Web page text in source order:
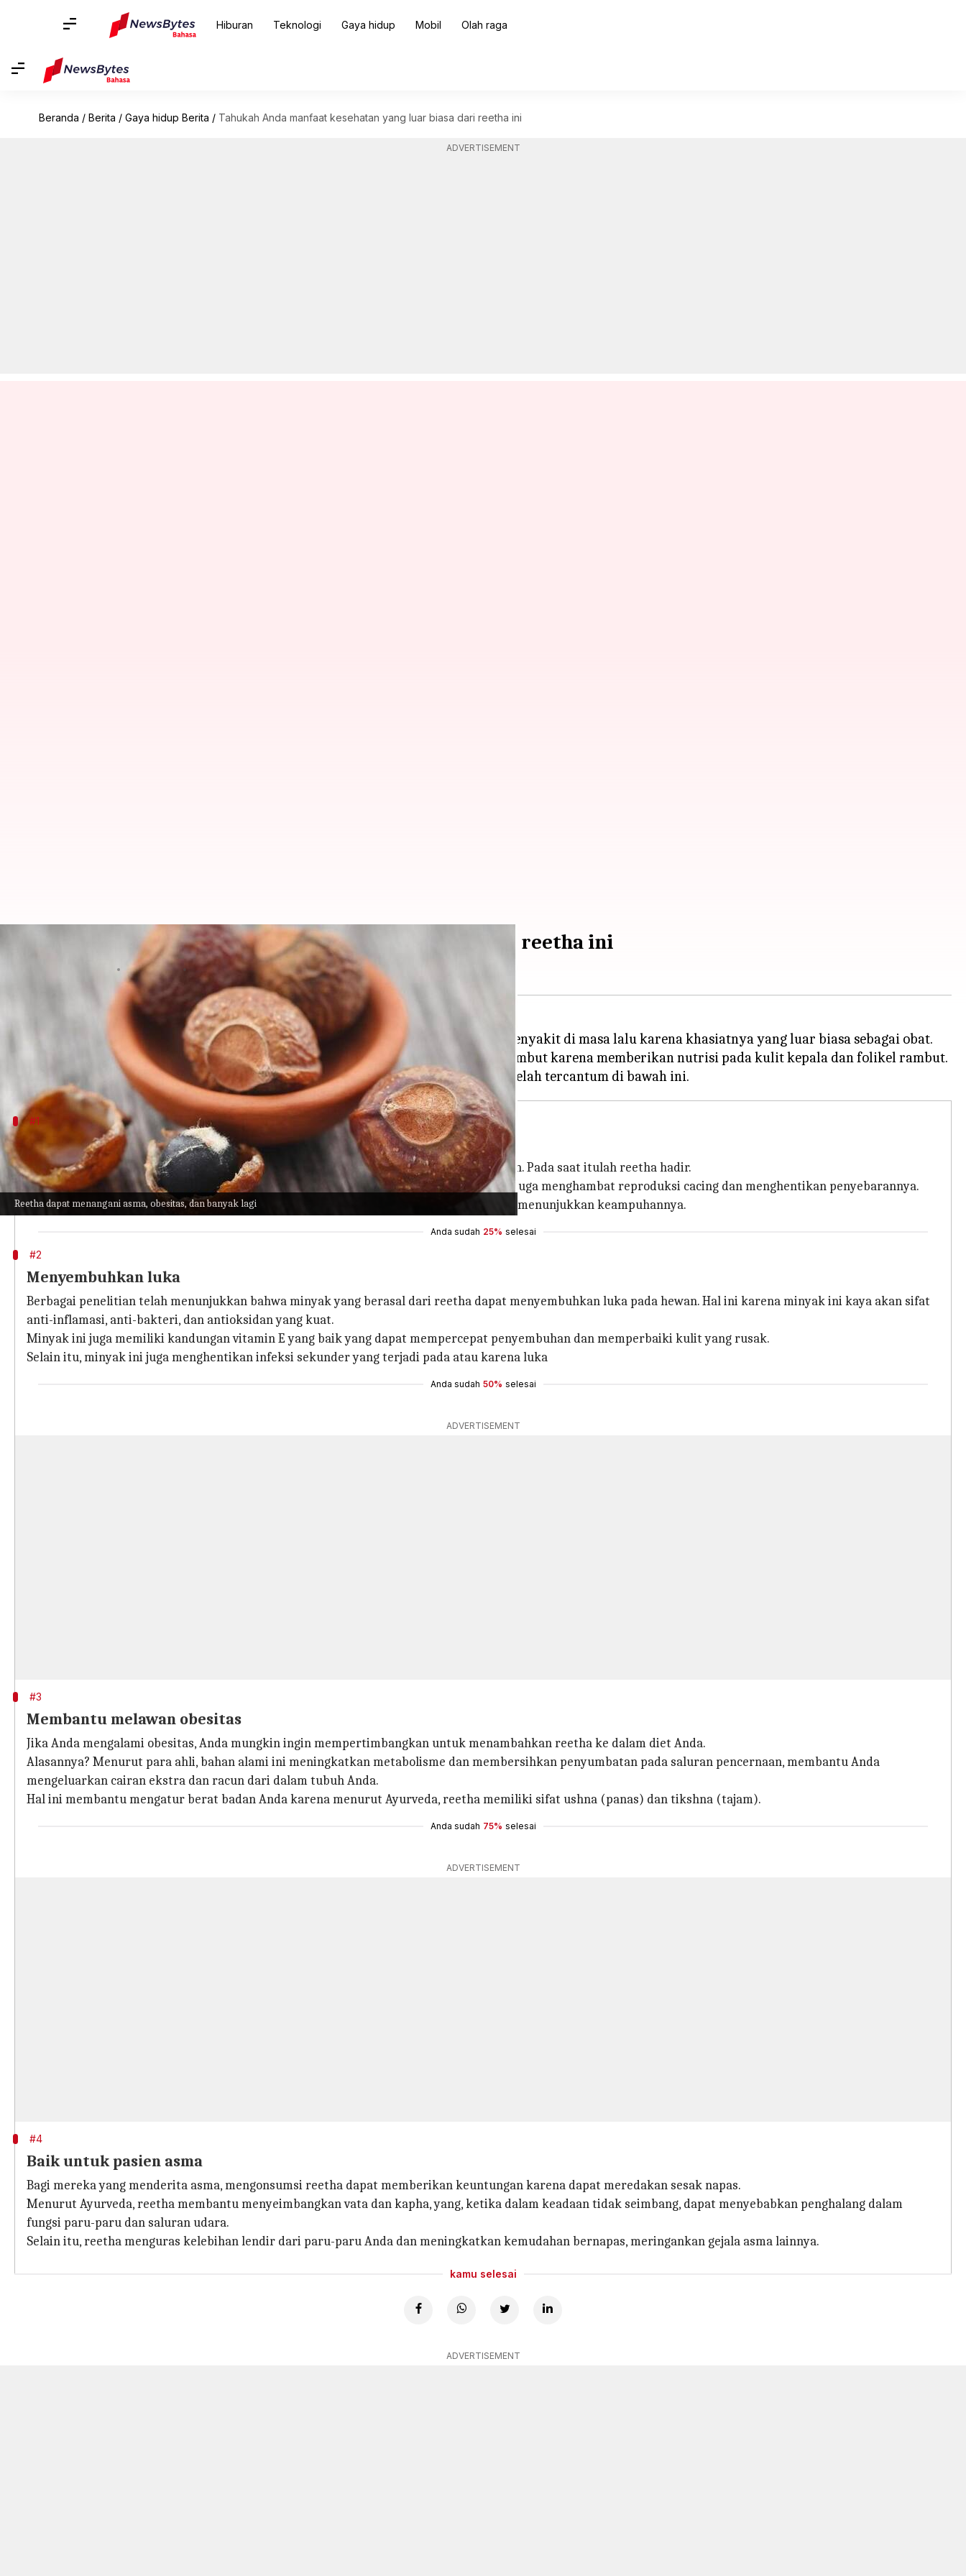
Hiburan Teknologi Gaya hidup Mobil Olah raga
Beranda / Berita / Gaya hidup Berita / Tahukah Anda manfaat kesehatan yang luar biasa dari reetha ini
ADVERTISEMENT
Reetha dapat menangani asma, obesitas, dan banyak lagi
Tahukah Anda manfaat kesehatan yang luar biasa dari reetha ini
Nov 16, 2023
Reetha adalah bahan Ayurveda yang telah digunakan untuk mengobati berbagai penyakit di masa lalu karena khasiatnya yang luar biasa sebagai obat.
Juga disebut buah lerak, bahan ini sebagian besar digunakan sebagai pembersih rambut karena memberikan nutrisi pada kulit kepala dan folikel rambut.
#1
Mengatasi cacingan
Dalam Ayurveda, infestasi cacing terjadi di usus seseorang ketika api pencernaan rendah. Pada saat itulah reetha hadir.
Bahan ini membantu meningkatkan api pencernaan dan menghancurkan cacing. Hal ini juga menghambat reproduksi cacing dan menghentikan penyebarannya.
Reetha telah digunakan selama ribuan tahun untuk mengobati kondisi yang sama, yang menunjukkan keampuhannya.
Anda sudah 25% selesai
#2
Menyembuhkan luka
Berbagai penelitian telah menunjukkan bahwa minyak yang berasal dari reetha dapat menyembuhkan luka pada hewan. Hal ini karena minyak ini kaya akan sifat
anti-inflamasi, anti-bakteri, dan antioksidan yang kuat.
Minyak ini juga memiliki kandungan vitamin E yang baik yang dapat mempercepat penyembuhan dan memperbaiki kulit yang rusak.
Selain itu, minyak ini juga menghentikan infeksi sekunder yang terjadi pada atau karena luka
Anda sudah 50% selesai
ADVERTISEMENT
#3
Membantu melawan obesitas
Jika Anda mengalami obesitas, Anda mungkin ingin mempertimbangkan untuk menambahkan reetha ke dalam diet Anda.
Alasannya? Menurut para ahli, bahan alami ini meningkatkan metabolisme dan membersihkan penyumbatan pada saluran pencernaan, membantu Anda
mengeluarkan cairan ekstra dan racun dari dalam tubuh Anda.
Hal ini membantu mengatur berat badan Anda karena menurut Ayurveda, reetha memiliki sifat ushna (panas) dan tikshna (tajam).
Anda sudah 75% selesai
ADVERTISEMENT
#4
Baik untuk pasien asma
Bagi mereka yang menderita asma, mengonsumsi reetha dapat memberikan keuntungan karena dapat meredakan sesak napas.
Menurut Ayurveda, reetha membantu menyeimbangkan vata dan kapha, yang, ketika dalam keadaan tidak seimbang, dapat menyebabkan penghalang dalam
fungsi paru-paru dan saluran udara.
Selain itu, reetha menguras kelebihan lendir dari paru-paru Anda dan meningkatkan kemudahan bernapas, meringankan gejala asma lainnya.
kamu selesai
ADVERTISEMENT